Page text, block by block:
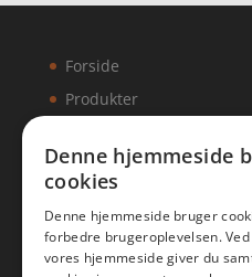
Forside
Produkter
Artikler
Denne hjemmeside
cookies
Denne hjemmeside bruger
forbedre brugeroplevelsen.
vores hjemmeside giver du